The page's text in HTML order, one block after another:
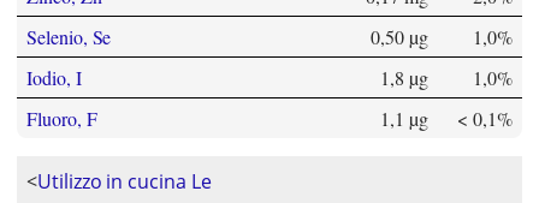
Selenio, Se
0,50 µg
1,0%
Iodio, I
1,8 µg
1,0%
Fluoro, F
1,1 µg < 0,1%
<Utilizzo in cucina Le